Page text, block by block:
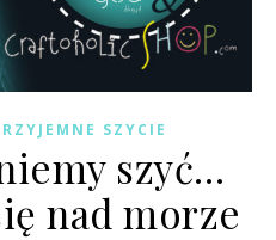
SZYCIE
szyć…
nad morze